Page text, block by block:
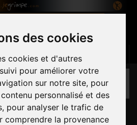
des cookies
cookies et d'autres
pour améliorer votre
sur notre site, pour
personnalisé et des
pour analyser le trafic de
comprendre la provenance